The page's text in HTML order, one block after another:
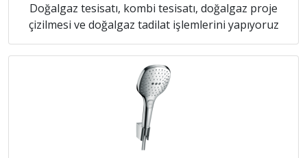
Doğalgaz tesisatı, kombi tesisatı, doğalgaz proje
çizilmesi ve doğalgaz tadilat işlemlerini yapıyoruz